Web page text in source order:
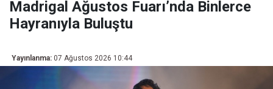
Madrigal Ağustos Fuarı’nda Binlerce
Hayranıyla Buluştu
Yayınlanma: 07 Ağustos 2026 10:44